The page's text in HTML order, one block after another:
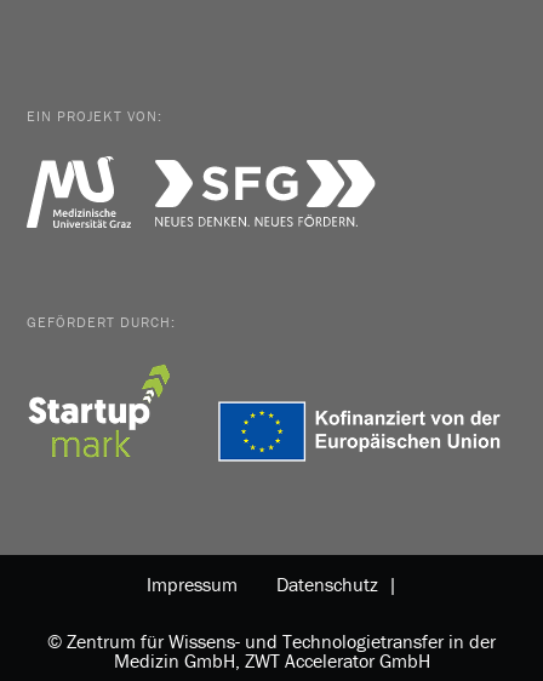
EIN PROJEKT VON:
GEFÖRDERT DURCH:
Impressum Datenschutz |
© Zentrum für Wissens- und Technologietransfer in der
Medizin GmbH, ZWT Accelerator GmbH